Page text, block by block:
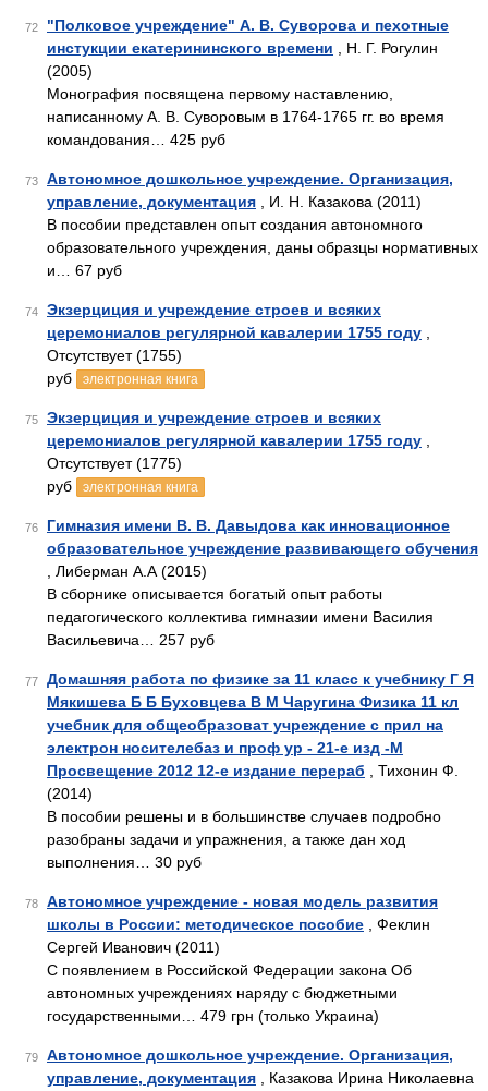
72
"Полковое учреждение" А. В. Суворова и пехотные
инстукции екатерининского времени , Н. Г. Рогулин
(2005)
Монография посвящена первому наставлению,
написанному А. В. Суворовым в 1764-1765 гг. во время
командования… 425 руб
73
Автономное дошкольное учреждение. Организация,
управление, документация , И. Н. Казакова (2011)
В пособии представлен опыт создания автономного
образовательного учреждения, даны образцы нормативных
и… 67 руб
74
Экзерциция и учреждение строев и всяких
церемониалов регулярной кавалерии 1755 году
Отсутствует (1755)
руб
электронная книга
75
Экзерциция и учреждение строев и всяких
церемониалов регулярной кавалерии 1755 году
Отсутствует (1775)
руб
электронная книга
76
Гимназия имени В. В. Давыдова как инновационное
образовательное учреждение развивающего обучения
, Либерман А.А (2015)
В сборнике описывается богатый опыт работы
педагогического коллектива гимназии имени Василия
Васильевича… 257 руб
77
Домашняя работа по физике за 11 класс к учебнику Г Я
Мякишева Б Б Буховцева В М Чаругина Физика 11 кл
учебник для общеобразоват учреждение с прил на
электрон носителебаз и проф ур - 21-е изд -М
Просвещение 2012 12-е издание перераб , Тихонин Ф.
(2014)
В пособии решены и в большинстве случаев подробно
разобраны задачи и упражнения, а также дан ход
выполнения… 30 руб
78
Автономное учреждение - новая модель развития
школы в России: методическое пособие , Феклин
Сергей Иванович (2011)
С появлением в Российской Федерации закона Об
автономных учреждениях наряду с бюджетными
государственными… 479 грн (только Украина)
79
Автономное дошкольное учреждение. Организация,
управление, документация , Казакова Ирина Николаевна